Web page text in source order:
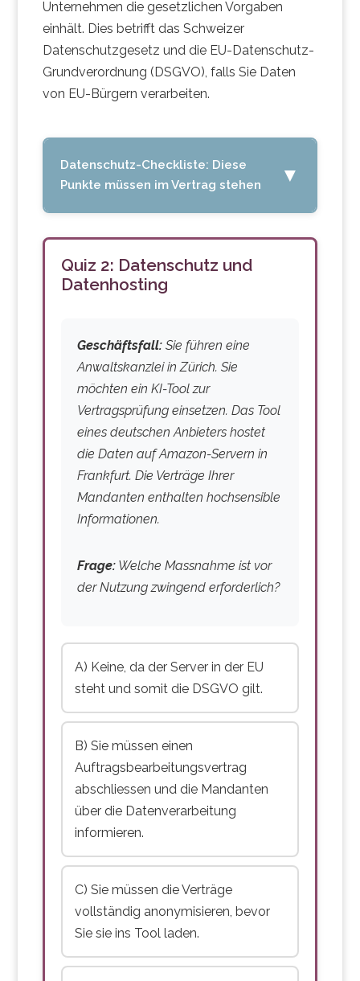
Unternehmen die gesetzlichen Vorgaben
einhält. Dies betrifft das Schweizer
Datenschutzgesetz und die EU-Datenschutz-
Grundverordnung (DSGVO), falls Sie Daten
von EU-Bürgern verarbeiten.
Datenschutz-Checkliste: Diese
Punkte müssen im Vertrag stehen
▼
Auftragsbearbeitungsvertrag
(AVV):Zwingend
Personendaten.
Zweckbindung:
Anbieter darf Daten nur für
vereinbarte Zwecke
nutzen.
Weisungsbefugnis:
als Auftraggeber geben
Technische
müssen definiert sein.
Organisatorische
Zugriff? Wie werden
Mitarbeitende geschult?
Hosting-Standort:Wo
werden die Daten
Subunternehmer:Darf
der Anbieter
einsetzen? Müssen Sie
Quiz 2: Datenschutz und
Datenhosting
Geschäftsfall:Sie führen eine
Anwaltskanzlei in Zürich. Sie
möchten ein KI-Tool zur
Vertragsprüfung einsetzen. Das Tool
eines deutschen Anbieters hostet
die Daten auf Amazon-Servern in
Frankfurt. Die Verträge Ihrer
Mandanten enthalten hochsensible
Informationen.
Frage:Welche Massnahme ist vor
der Nutzung zwingend erforderlich?
A) Keine, da der Server in der EU
steht und somit die DSGVO gilt.
B) Sie müssen einen
Auftragsbearbeitungsvertrag
abschliessen und die Mandanten
über die Datenverarbeitung
informieren.
C) Sie müssen die Verträge
vollständig anonymisieren, bevor
Sie sie ins Tool laden.